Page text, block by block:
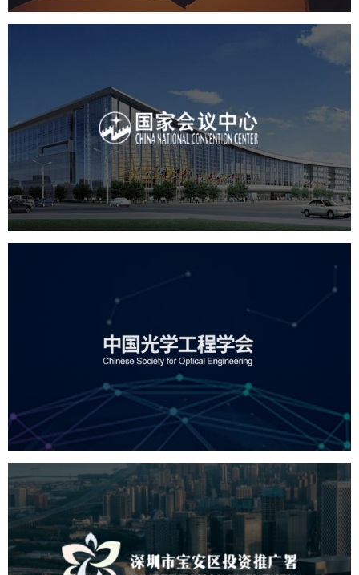
国家会议中心
专业服务 网站建设 网站设计
中国光学工程学会
机构组织 国企 品牌官网 网站建设 网站设计
深圳市宝安区投资推广署